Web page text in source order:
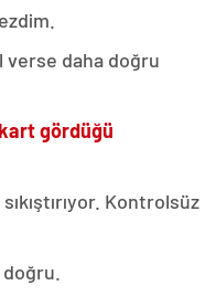
verse daha doğru
gördüğü
Kontrolsüz